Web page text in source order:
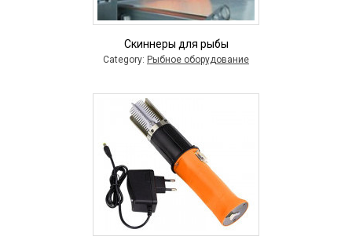
Скиннеры для рыбы
Category: Рыбное оборудование